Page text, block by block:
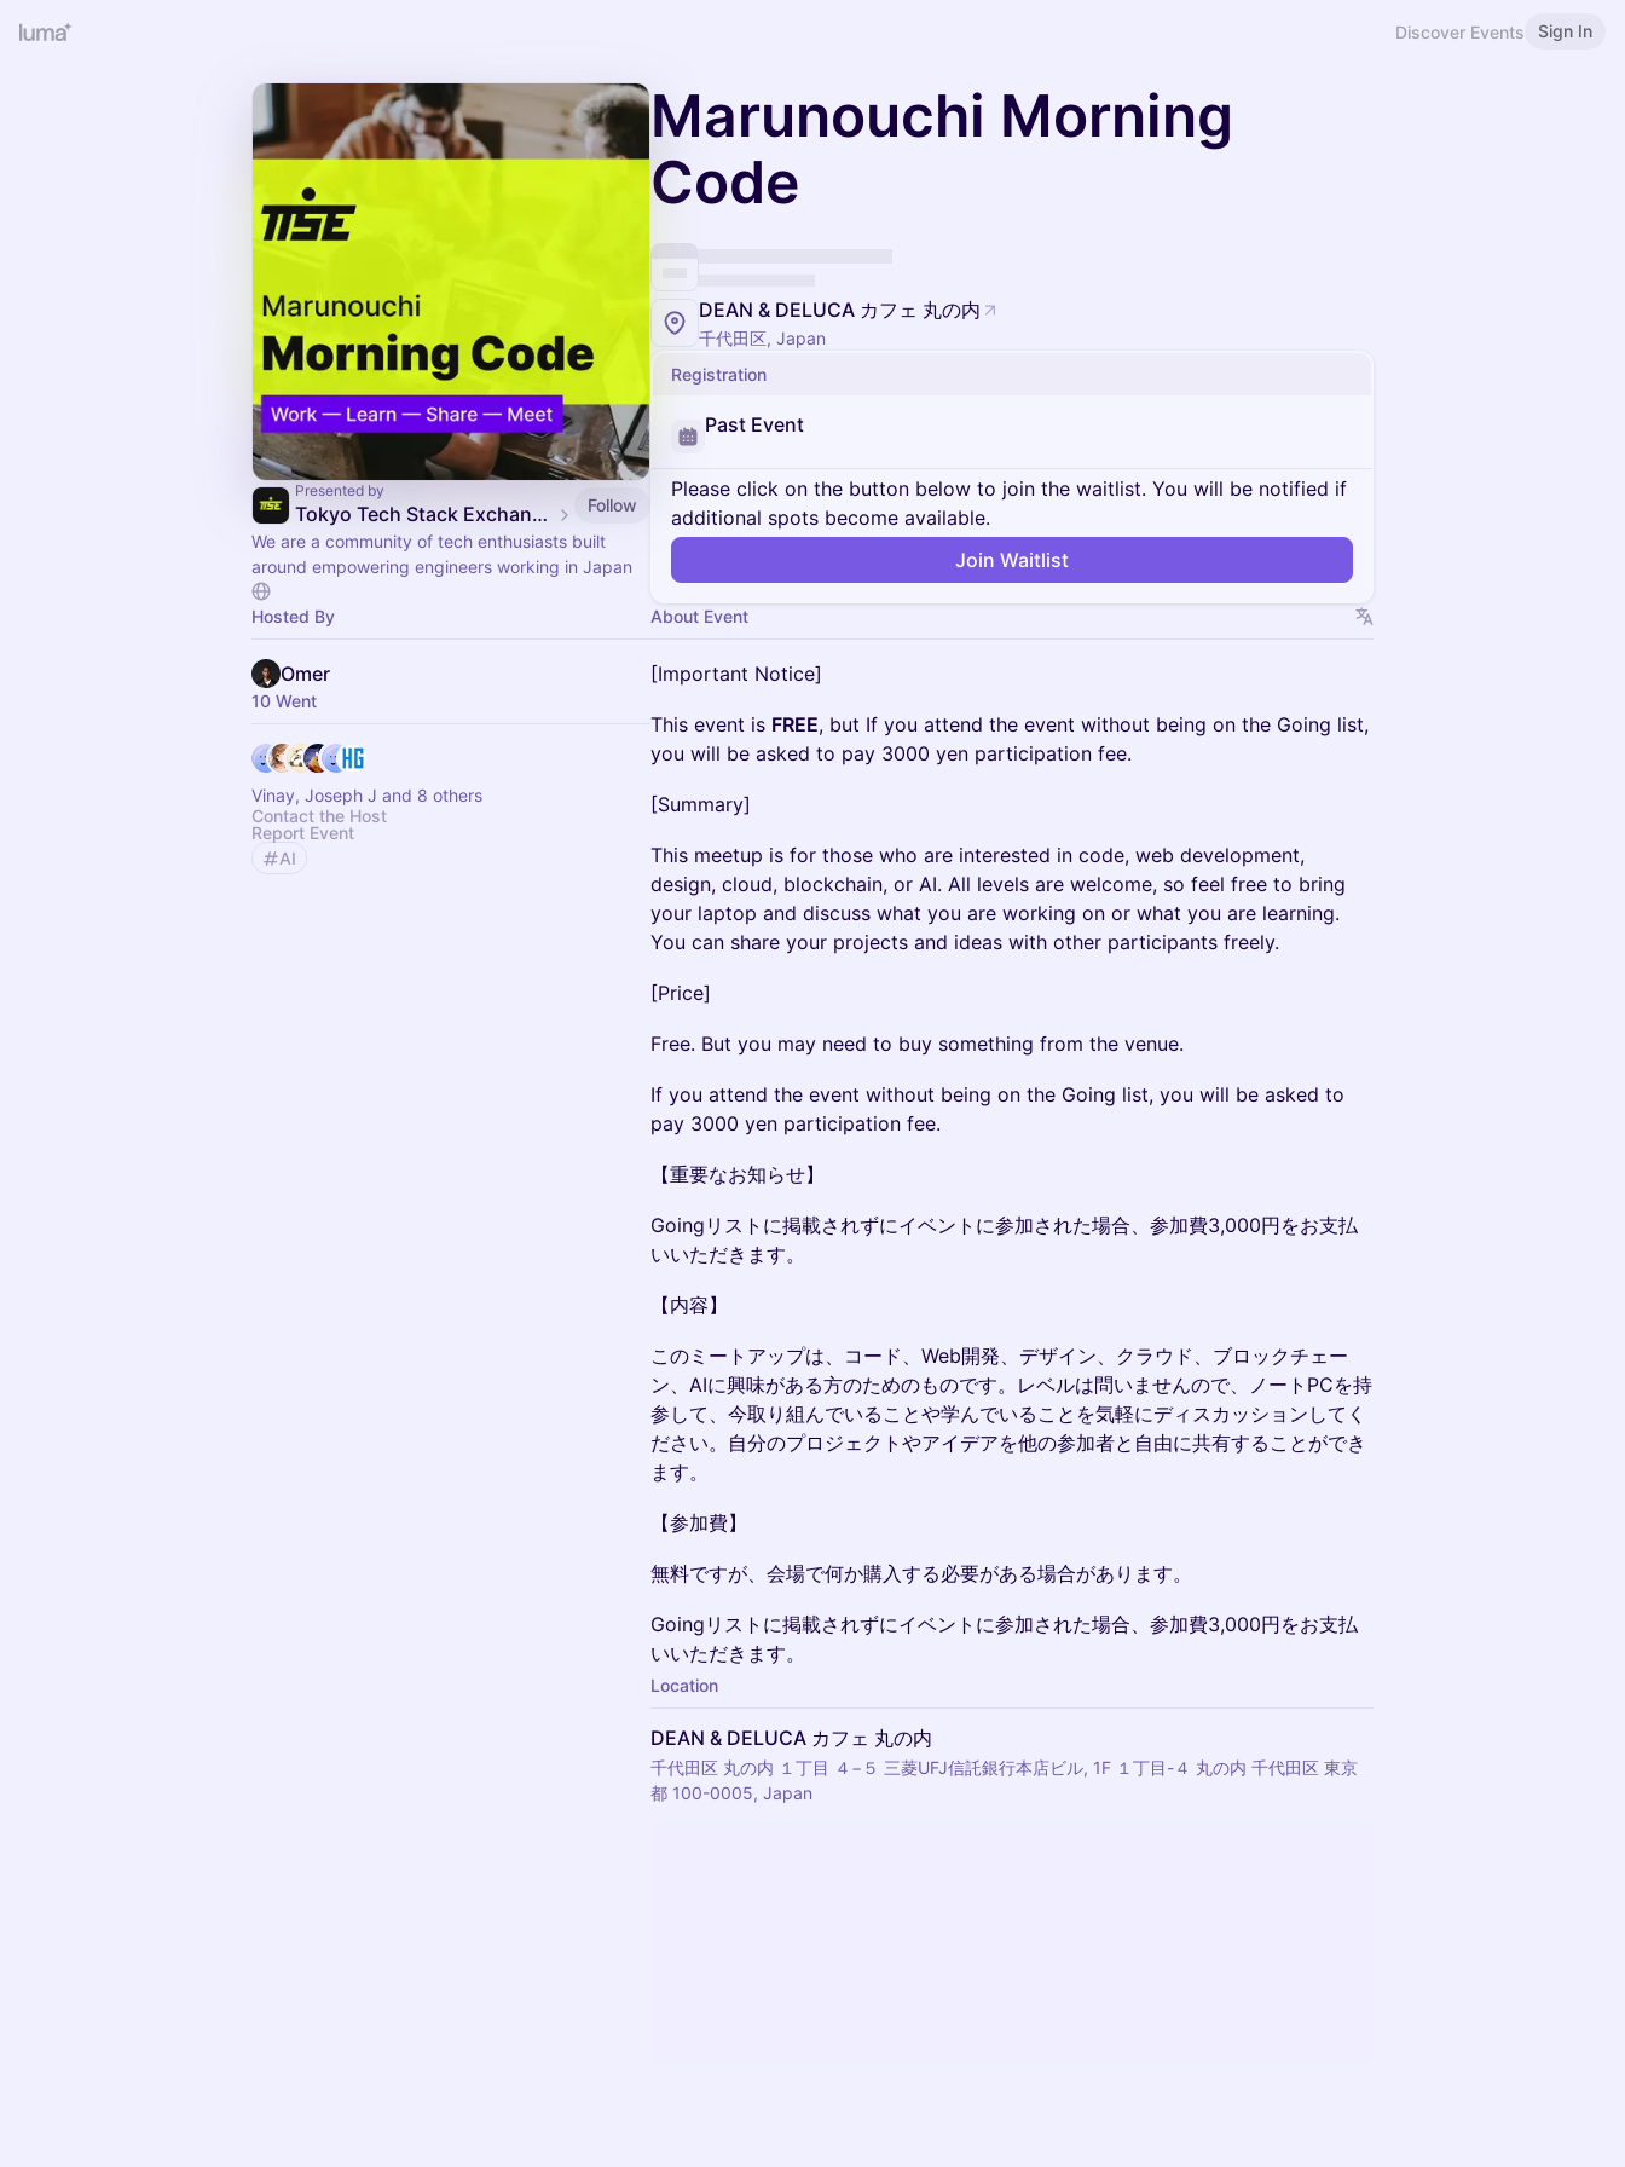
Discover Events Sign In
Presented by
Tokyo Tech Stack Exchange
Follow
We are a community of tech enthusiasts built
around empowering engineers working in Japan
Hosted By
Omer
10 Went
Vinay, Joseph J and 8 others
Contact the Host
Report Event
AI
Marunouchi Morning
Code
DEAN & DELUCA カフェ 丸の内
千代田区, Japan
Registration
Past Event
Please click on the button below to join the waitlist. You will be notified if
additional spots become available.
Join Waitlist
About Event
[Important Notice]
This event is FREE, but If you attend the event without being on the Going list,
you will be asked to pay 3000 yen participation fee.
[Summary]
This meetup is for those who are interested in code, web development,
design, cloud, blockchain, or AI. All levels are welcome, so feel free to bring
your laptop and discuss what you are working on or what you are learning.
You can share your projects and ideas with other participants freely.
[Price]
Free. But you may need to buy something from the venue.
If you attend the event without being on the Going list, you will be asked to
pay 3000 yen participation fee.
【重要なお知らせ】
Goingリストに掲載されずにイベントに参加された場合、参加費3,000円をお支払
いいただきます。
【内容】
このミートアップは、コード、Web開発、デザイン、クラウド、ブロックチェー
ン、AIに興味がある方のためのものです。レベルは問いませんので、ノートPCを持
参して、今取り組んでいることや学んでいることを気軽にディスカッションしてく
ださい。自分のプロジェクトやアイデアを他の参加者と自由に共有することができ
ます。
【参加費】
無料ですが、会場で何か購入する必要がある場合があります。
Goingリストに掲載されずにイベントに参加された場合、参加費3,000円をお支払
いいただきます。
Location
DEAN & DELUCA カフェ 丸の内
千代田区 丸の内 １丁目 ４−５ 三菱UFJ信託銀行本店ビル, 1F １丁目-４ 丸の内 千代田区 東京
都 100-0005, Japan